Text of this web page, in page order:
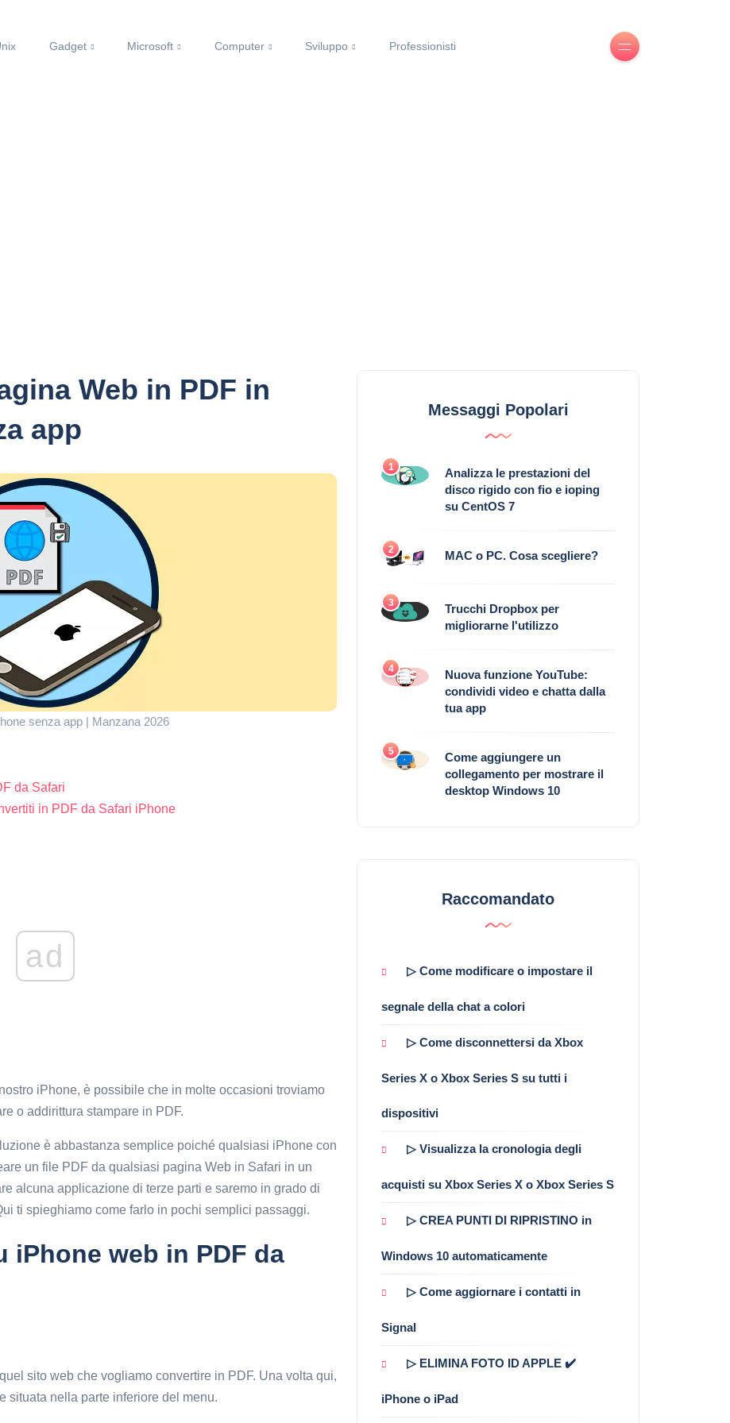
Gadget Microsoft Computer Sviluppo Professionisti
Web in PDF in
app
senza app | Manzana 2026
da Safari
in PDF da Safari iPhone
ad
iPhone, è possibile che in molte occasioni troviamo
o addirittura stampare in PDF.
è abbastanza semplice poiché qualsiasi iPhone con
un file PDF da qualsiasi pagina Web in Safari in un
alcuna applicazione di terze parti e saremo in grado di
ti spieghiamo come farlo in pochi semplici passaggi.
iPhone web in PDF da
sito web che vogliamo convertire in PDF. Una volta qui,
situata nella parte inferiore del menu.
Messaggi Popolari
1
Analizza le prestazioni del
disco rigido con fio e ioping
su CentOS 7
2 MAC o PC. Cosa scegliere?
3
Trucchi Dropbox per
migliorarne l'utilizzo
4
Nuova funzione YouTube:
condividi video e chatta dalla
tua app
5
Come aggiungere un
collegamento per mostrare il
desktop Windows 10
Raccomandato
▷ Come modificare o impostare il
segnale della chat a colori
▷ Come disconnettersi da Xbox
Series X o Xbox Series S su tutti i
dispositivi
▷ Visualizza la cronologia degli
acquisti su Xbox Series X o Xbox Series S
▷ CREA PUNTI DI RIPRISTINO in
Windows 10 automaticamente
▷ Come aggiornare i contatti in
Signal
▷ ELIMINA FOTO ID APPLE ✔️
iPhone o iPad